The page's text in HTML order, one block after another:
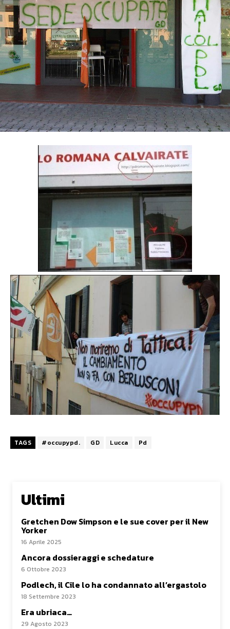
TAGS #occupypd. GD Lucca Pd
Ultimi
Gretchen Dow Simpson e le sue cover per il New
Yorker
16 Aprile 2025
Ancora dossieraggi e schedature
6 Ottobre 2023
Podlech, il Cile lo ha condannato all’ergastolo
18 Settembre 2023
Era ubriaca…
29 Agosto 2023